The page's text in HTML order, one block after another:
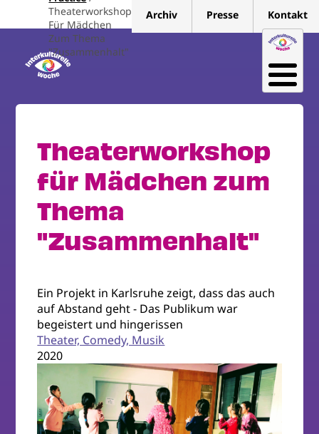
Theaterworkshop
Für Mädchen
Zum Thema
"Zusammenhalt"
Archiv Presse Kontakt
Theaterworkshop
für Mädchen zum
Thema
"Zusammenhalt"
Ein Projekt in Karlsruhe zeigt, dass das auch
auf Abstand geht - Das Publikum war
begeistert und hingerissen
Theater, Comedy, Musik
2020